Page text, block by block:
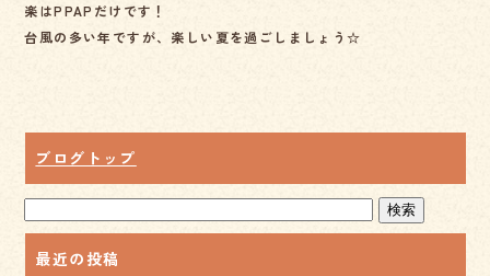
楽はPPAPだけです！
台風の多い年ですが、楽しい夏を過ごしましょう☆
ブログトップ
最近の投稿